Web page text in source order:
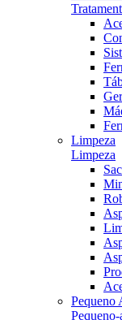
Limpeza
Limpeza
Pequeno